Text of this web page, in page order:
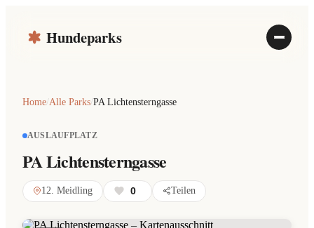
Hundeparks
Home/Alle Parks/PA Lichtensterngasse
AUSLAUFPLATZ
PA Lichtensterngasse
12. Meidling 0 Teilen